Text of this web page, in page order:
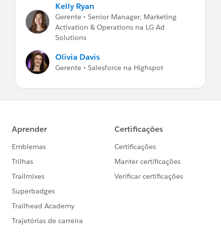
Kelly Ryan
Gerente • Senior Manager, Marketing
Activation & Operations na LG Ad
Solutions
Olivia Davis
Gerente • Salesforce na Highspot